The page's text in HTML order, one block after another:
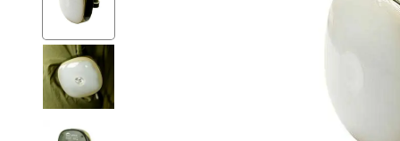
Ev Gereçleri
Oto Aksesuar